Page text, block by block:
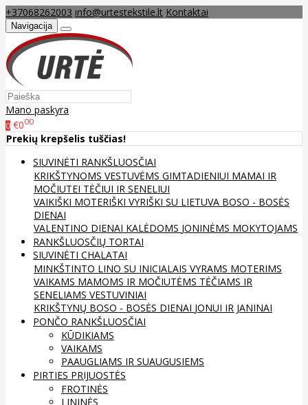
+37068262003 info@urtestekstile.lt Kontaktai
Navigacija
Mano paskyra
0 €000
Prekių krepšelis tuščias!
SIUVINĖTI RANKŠLUOSČIAI
KRIKŠTYNOMS VESTUVĖMS GIMTADIENIUI MAMAI IR
MOČIUTEI TĖČIUI IR SENELIUI
VAIKIŠKI MOTERIŠKI VYRIŠKI SU LIETUVA BOSO - BOSĖS
DIENAI
VALENTINO DIENAI KALĖDOMS JONINĖMS MOKYTOJAMS
RANKŠLUOSČIŲ TORTAI
SIUVINĖTI CHALATAI
MINKŠTINTO LINO SU INICIALAIS VYRAMS MOTERIMS
VAIKAMS MAMOMS IR MOČIUTĖMS TĖČIAMS IR
SENELIAMS VESTUVINIAI
KRIKŠTYNŲ BOSO - BOSĖS DIENAI JONUI IR JANINAI
PONČO RANKŠLUOSČIAI
KŪDIKIAMS
VAIKAMS
PAAUGLIAMS IR SUAUGUSIEMS
PIRTIES PRIJUOSTĖS
FROTINĖS
LININĖS